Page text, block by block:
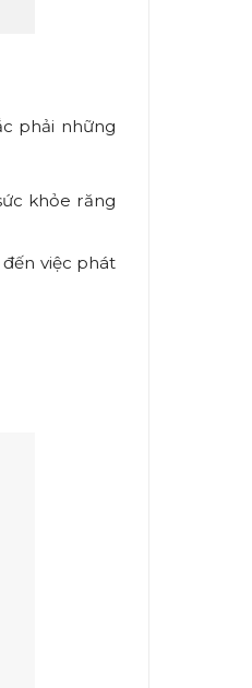
phải những
khỏe răng
việc phát